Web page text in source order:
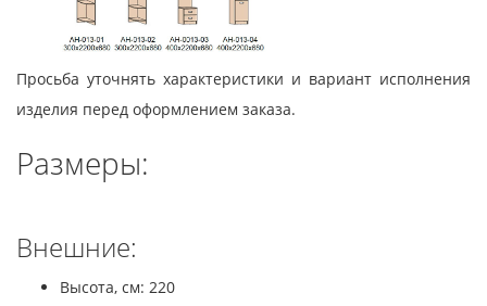
Просьба уточнять характеристики и вариант исполнения
изделия перед оформлением заказа.
Размеры:
Внешние:
Высота, см: 220